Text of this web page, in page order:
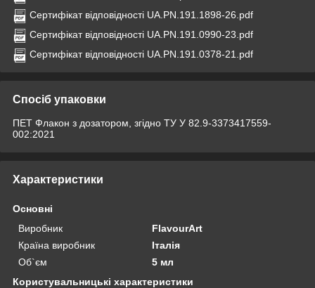
Сертифікат відповідності UA.PN.191.1898-26.pdf
Сертифікат відповідності UA.PN.191.0990-23.pdf
Сертифікат відповідності UA.PN.191.0378-21.pdf
Спосіб упаковки
ПЕТ Флакон з дозатором, згідно ТУ У 82.9-3373417559-
002:2021
Характеристики
Основні
Виробник
FlavourArt
Країна виробник
Італія
Об`єм
5 мл
Користувальницькі характеристики